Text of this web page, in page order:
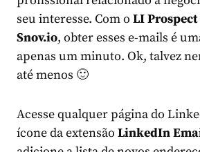
seu interesse. Com o LI
Snov.io, obter esses e-mails é
apenas um minuto. Ok, talvez
até menos 🙂
Acesse qualquer página do
ícone da extensão LinkedIn